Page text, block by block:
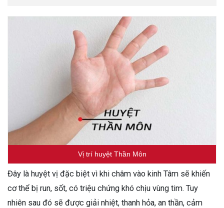
Vị trí huyệt Thần Môn
Đây là huyệt vị đặc biệt vì khi châm vào kinh Tâm sẽ khiến
cơ thể bị run, sốt, có triệu chứng khó chịu vùng tim. Tuy
nhiên sau đó sẽ được giải nhiệt, thanh hỏa, an thần, cảm